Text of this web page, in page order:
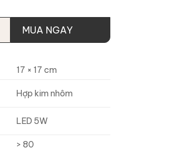
MUA NGAY
17 × 17 cm
Hợp kim nhôm
LED 5W
> 80